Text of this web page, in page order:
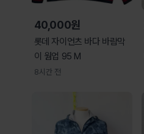
40,000원
롯데 자이언츠 바다 바람막
이 웜업 95 M
8시간 전